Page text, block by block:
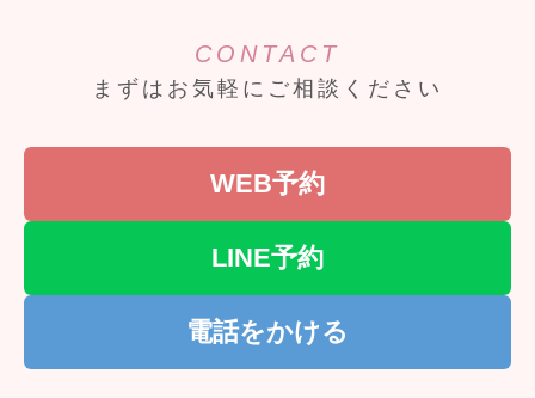
CONTACT
まずはお気軽にご相談ください
WEB予約
LINE予約
電話をかける